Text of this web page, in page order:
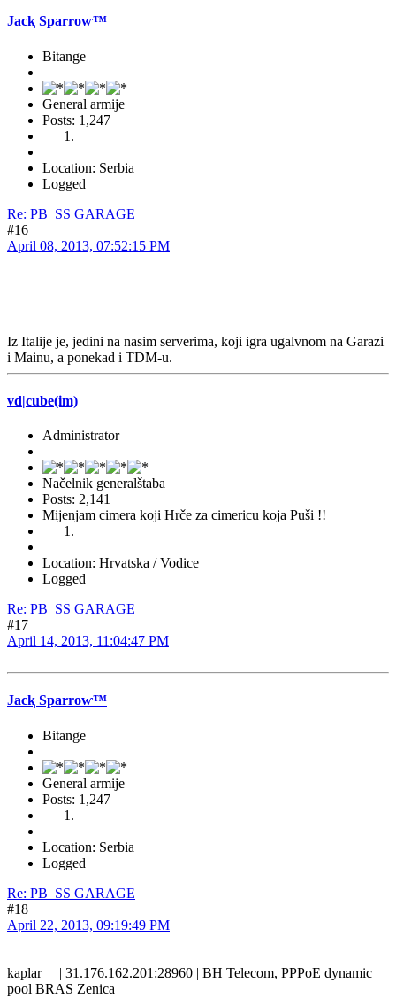
Jacⱪ Sparroⱳ™
Bitange
General armije
Posts: 1,247
Location: Serbia
Logged
Re: PB_SS GARAGE
#16
April 08, 2013, 07:52:15 PM
Iz Italije je, jedini na nasim serverima, koji igra ugalvnom na Garazi
i Mainu, a ponekad i TDM-u.
vd|cube(im)
Administrator
Načelnik generalštaba
Posts: 2,141
Mijenjam cimera koji Hrče za cimericu koja Puši !!
Location: Hrvatska / Vodice
Logged
Re: PB_SS GARAGE
#17
April 14, 2013, 11:04:47 PM
Jacⱪ Sparroⱳ™
Bitange
General armije
Posts: 1,247
Location: Serbia
Logged
Re: PB_SS GARAGE
#18
April 22, 2013, 09:19:49 PM
kaplar | 31.176.162.201:28960 | BH Telecom, PPPoE dynamic
pool BRAS Zenica